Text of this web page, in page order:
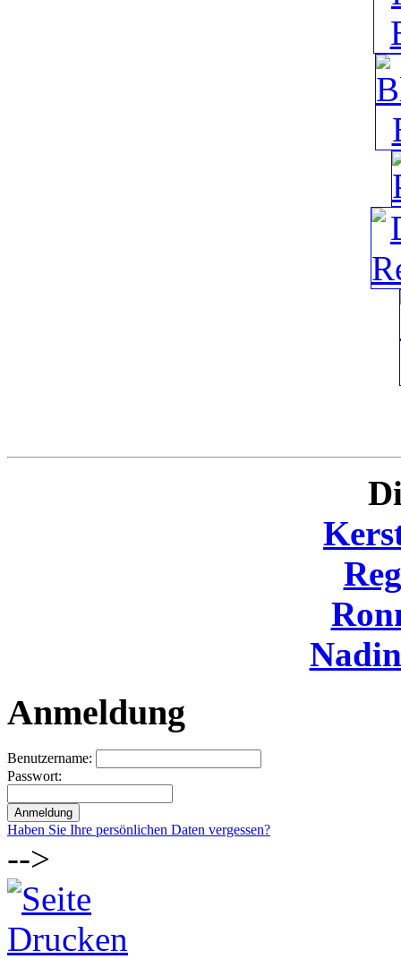
Anmeldung
Benutzername:
Passwort:
Haben Sie Ihre persönlichen Daten vergessen?
-->